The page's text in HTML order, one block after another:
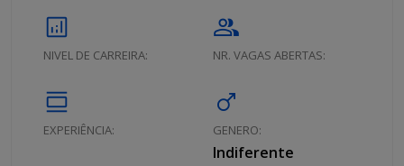
analytics
NIVEL DE CARREIRA:
group
NR. VAGAS ABERTAS:
calendar_view_day
EXPERIÊNCIA:
male
GENERO:
Indiferente